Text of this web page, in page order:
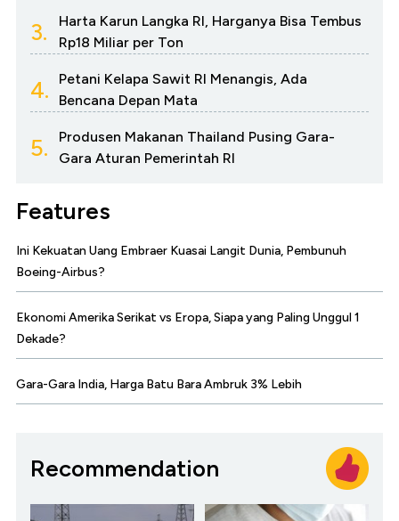
3.
Harta Karun Langka RI, Harganya Bisa Tembus
Rp18 Miliar per Ton
4.
Petani Kelapa Sawit RI Menangis, Ada
Bencana Depan Mata
5.
Produsen Makanan Thailand Pusing Gara-
Gara Aturan Pemerintah RI
Features
Ini Kekuatan Uang Embraer Kuasai Langit Dunia, Pembunuh
Boeing-Airbus?
Ekonomi Amerika Serikat vs Eropa, Siapa yang Paling Unggul 1
Dekade?
Gara-Gara India, Harga Batu Bara Ambruk 3% Lebih
Recommendation